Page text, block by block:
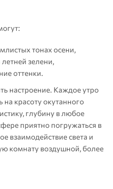
тонах осени,
зелени,
оттенки.
настроение. Каждое утро
красоту окутанного
глубину в любое
приятно погружаться в
взаимодействие света и
комнату воздушной, более